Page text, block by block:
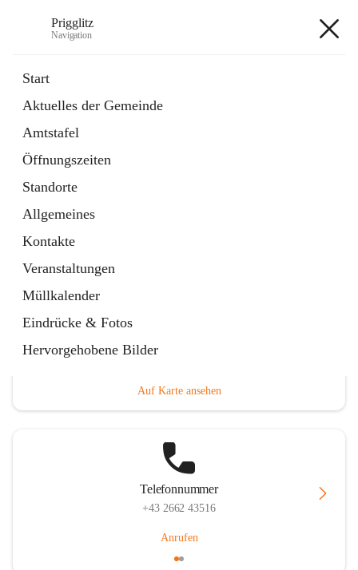
Prigglitz
Navigation
Start
Aktuelles der Gemeinde
Amtstafel
Öffnungszeiten
Standorte
Allgemeines
Kontakte
Veranstaltungen
Müllkalender
Eindrücke & Fotos
Hervorgehobene Bilder
Externe Webseite
in
Tab
Gemeindezeitung
Ordner
öffnet
in
neuem
Tab
Hauptadresse
Auf Karte ansehen
Telefonnummer
+43 2662 43516
Anrufen